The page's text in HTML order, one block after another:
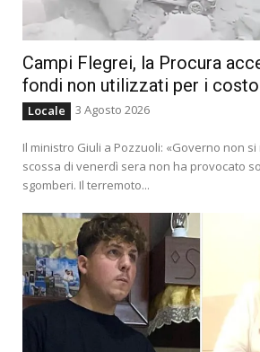
Campi Flegrei, la Procura
fondi non utilizzati per i
Locale 3 Agosto 2026
Il ministro Giuli a Pozzuoli: «Governo non
scossa di venerdì sera non ha provocato
sgomberi. Il terremoto...